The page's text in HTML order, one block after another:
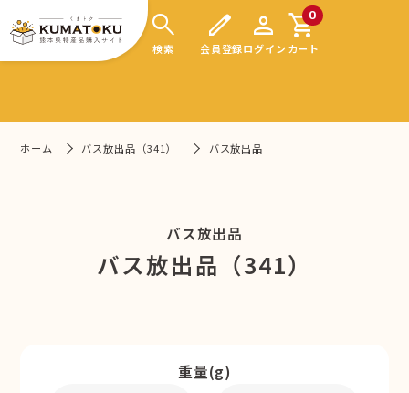
search
検索
edit
会員登録
person
ログイン
0
shopping_cart
カート
ホーム バス放出品（341） バス放出品
バス放出品
バス放出品（341）
重量(g)